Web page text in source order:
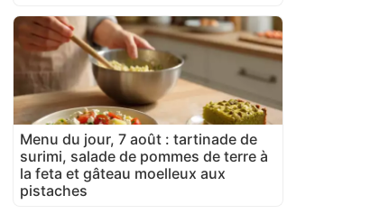
Menu du jour, 7 août : tartinade de
surimi, salade de pommes de terre à
la feta et gâteau moelleux aux
pistaches